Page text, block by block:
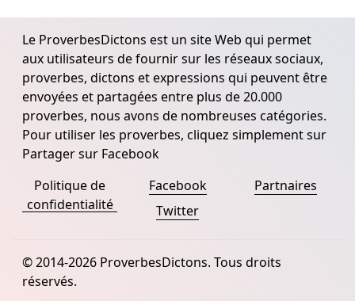
Le ProverbesDictons est un site Web qui permet
aux utilisateurs de fournir sur les réseaux sociaux,
proverbes, dictons et expressions qui peuvent être
envoyées et partagées entre plus de 20.000
proverbes, nous avons de nombreuses catégories.
Pour utiliser les proverbes, cliquez simplement sur
Partager sur Facebook
Politique de
confidentialité
Facebook
Twitter
Partnaires
© 2014-2026 ProverbesDictons. Tous droits
réservés.